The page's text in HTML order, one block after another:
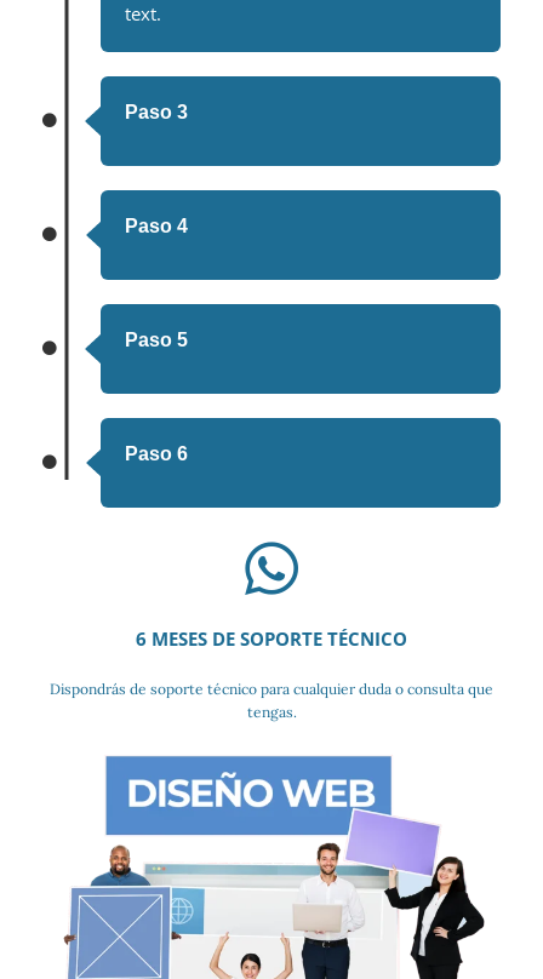
text.
Paso 3
Paso 4
Paso 5
Paso 6
6 MESES DE SOPORTE TÉCNICO
Dispondrás de soporte técnico para cualquier duda o consulta que
tengas.